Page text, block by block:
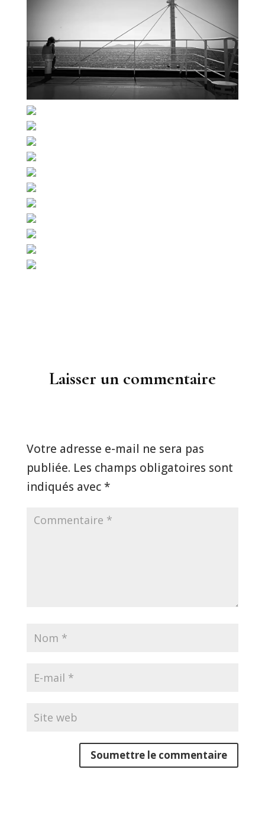
Laisser un commentaire
Votre adresse e-mail ne sera pas
publiée. Les champs obligatoires sont
indiqués avec*
Soumettre le commentaire